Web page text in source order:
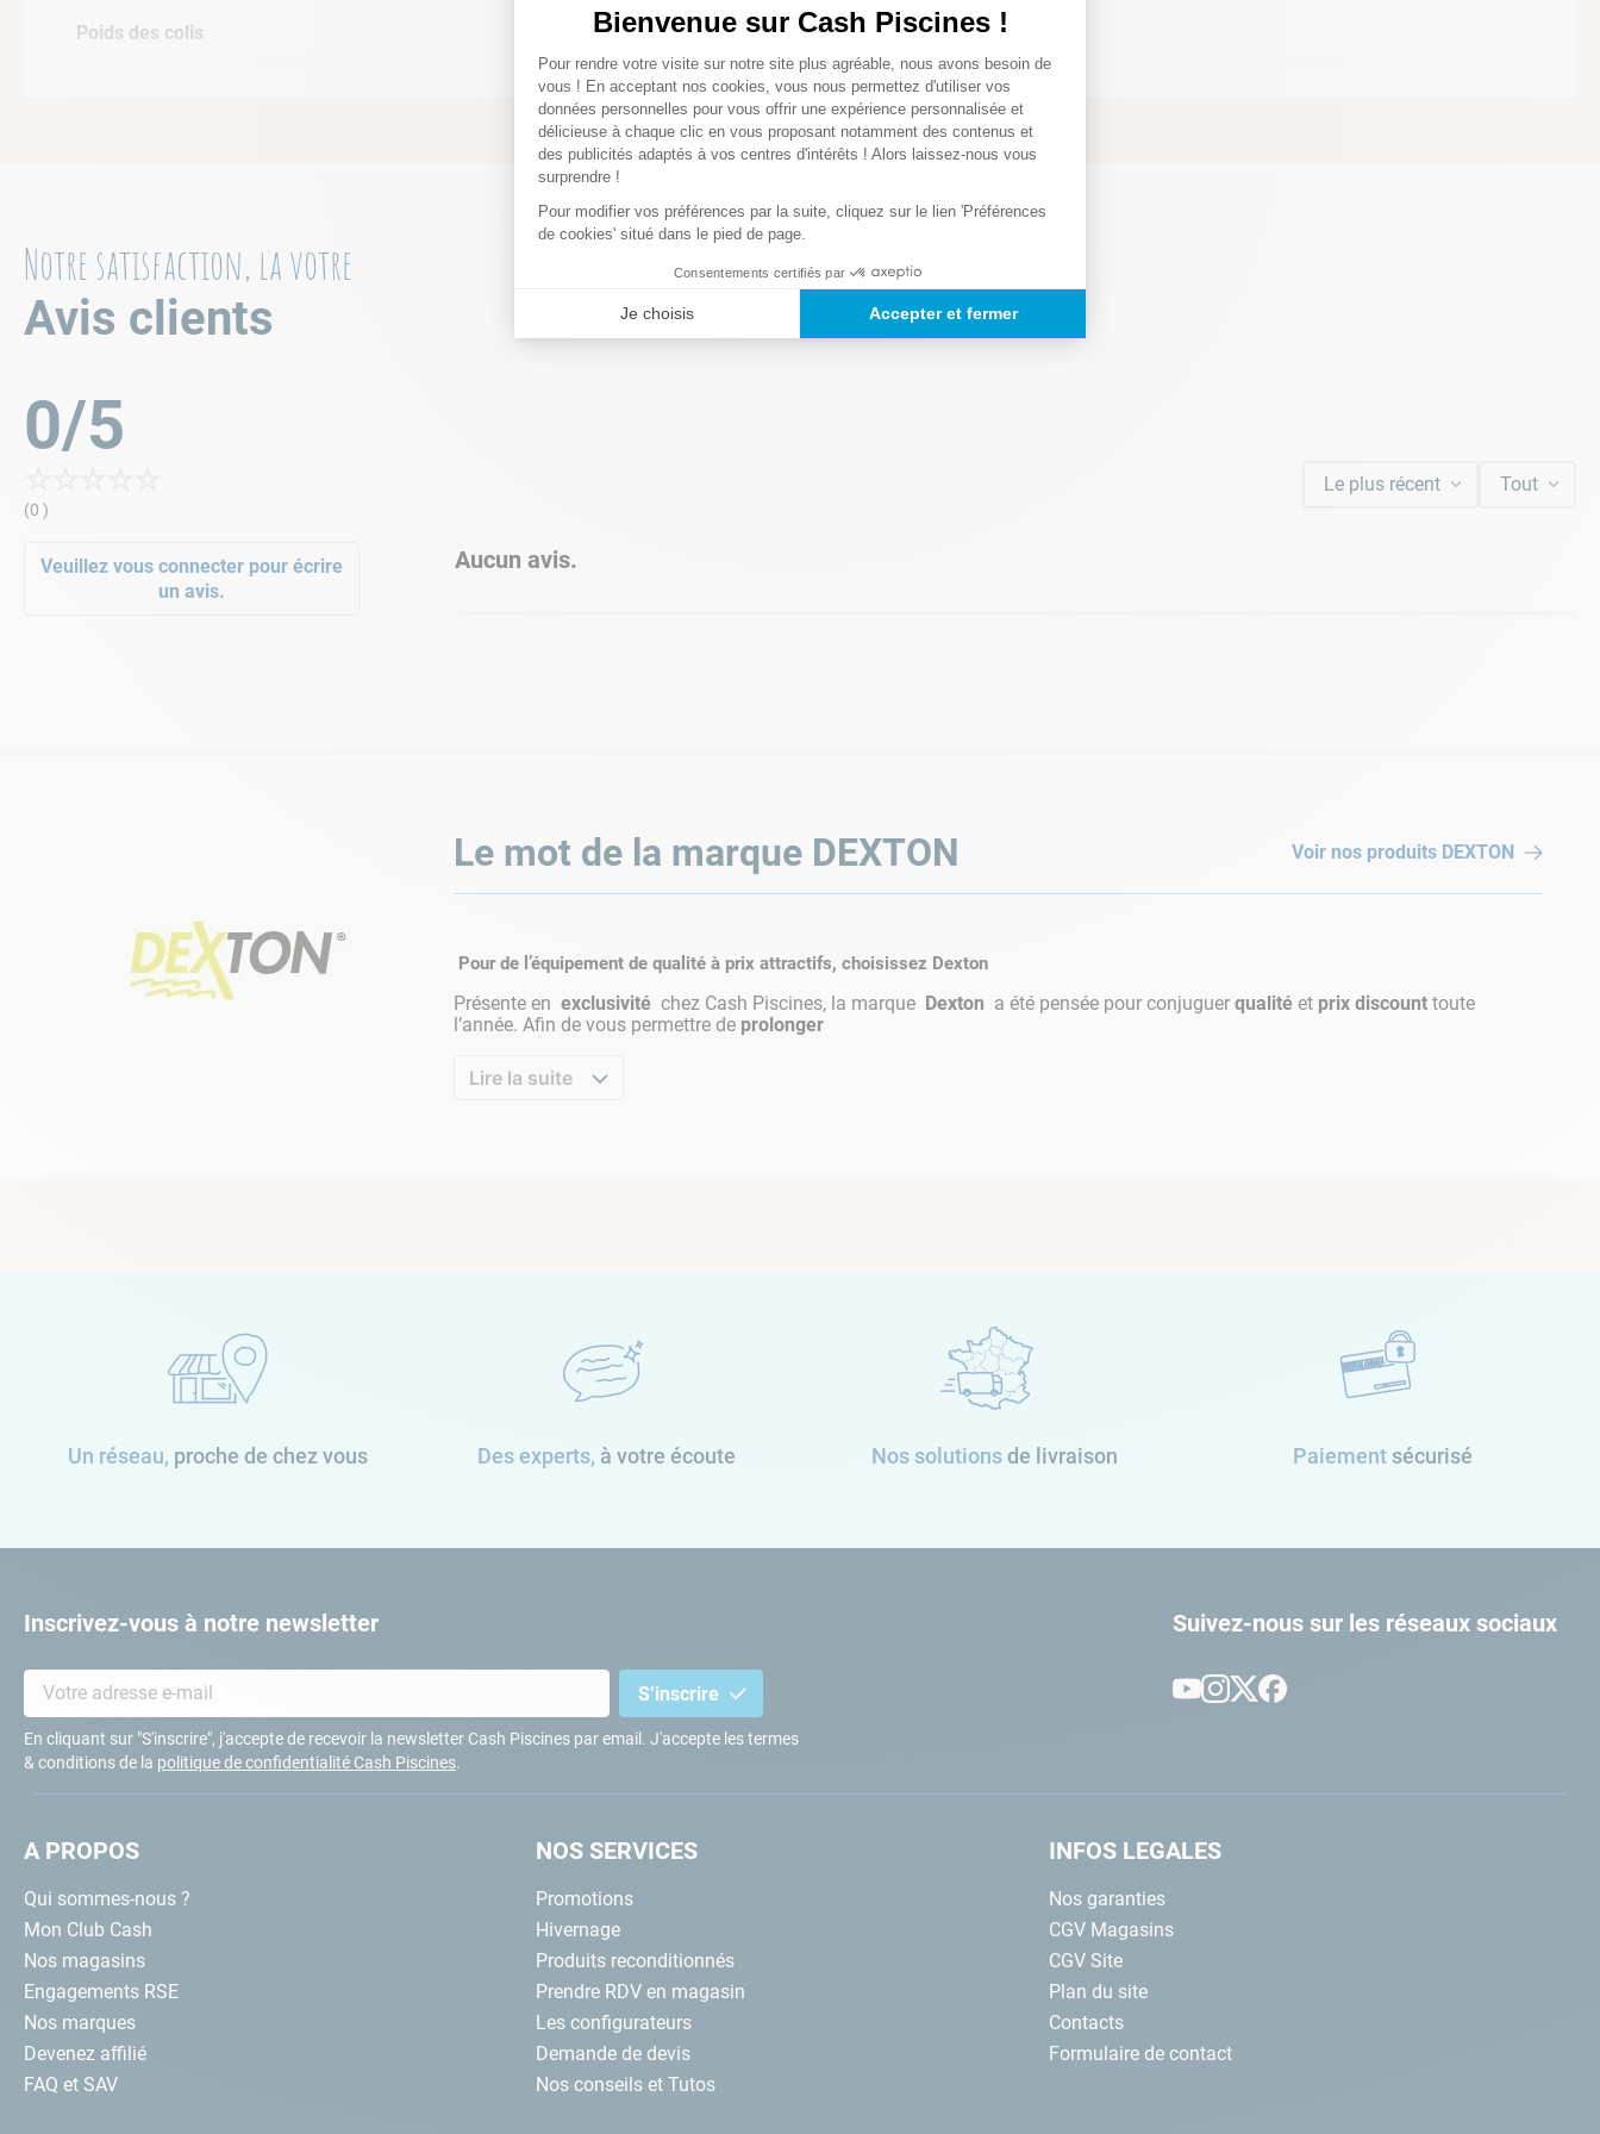
Lire la suite
Poids des colis 0,01 Kg
Notre satisfaction, la votre
Avis clients
0/5
(0 )
Veuillez vous connecter pour écrire
un avis.
Le plus récent Tout
Aucun avis.
Le mot de la marque DEXTON Voir nos produits DEXTON
Pour de l’équipement de qualité à prix attractifs, choisissez Dexton
Présente en exclusivité chez Cash Piscines, la marque Dexton a été pensée pour conjuguer qualité et prix discount toute
l’année. Afin de vous permettre de prolonger
Lire la suite
Un réseau, proche de chez vous Des experts, à votre écoute Nos solutionsde livraison Paiement sécurisé
Inscrivez-vous à notre newsletter
S’inscrire
En cliquant sur "S'inscrire", j'accepte de recevoir la newsletter Cash Piscines par email. J'accepte les termes
& conditions de la politique de confidentialité Cash Piscines.
Suivez-nous sur les réseaux sociaux
A PROPOS
Qui sommes-nous ?
Mon Club Cash
Nos magasins
Engagements RSE
Nos marques
Devenez affilié
FAQ et SAV
NOS SERVICES
Promotions
Hivernage
Produits reconditionnés
Prendre RDV en magasin
Les configurateurs
Demande de devis
Nos conseils et Tutos
INFOS LEGALES
Nos garanties
CGV Magasins
CGV Site
Plan du site
Contacts
Formulaire de contact
Bienvenue sur Cash Piscines !
Plateforme de Gestion du Consentement : Personnalisez vos Options
Pour rendre votre visite sur notre site plus agréable, nous avons besoin de
vous ! En acceptant nos cookies, vous nous permettez d'utiliser vos
données personnelles pour vous offrir une expérience personnalisée et
délicieuse à chaque clic en vous proposant notamment des contenus et
des publicités adaptés à vos centres d'intérêts ! Alors laissez-nous vous
surprendre !
Pour modifier vos préférences par la suite, cliquez sur le lien 'Préférences
de cookies' situé dans le pied de page.
Consentements certifiés par
Je choisis Accepter et fermer
Axeptio consent